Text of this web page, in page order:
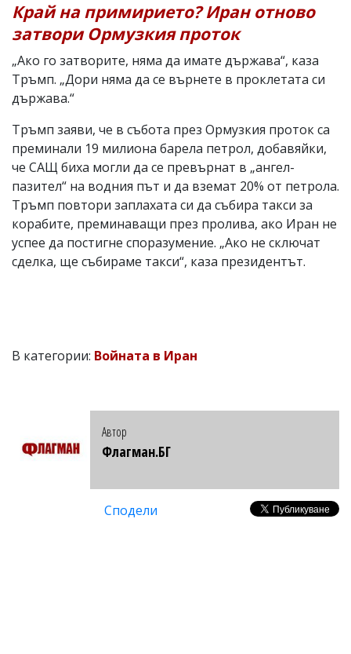
Край на примирието? Иран отново
затвори Ормузкия проток
„Ако го затворите, няма да имате държава“, каза
Тръмп. „Дори няма да се върнете в проклетата си
държава.“
Тръмп заяви, че в събота през Ормузкия проток са
преминали 19 милиона барела петрол, добавяйки,
че САЩ биха могли да се превърнат в „ангел-
пазител“ на водния път и да вземат 20% от петрола.
Тръмп повтори заплахата си да събира такси за
корабите, преминаващи през пролива, ако Иран не
успее да постигне споразумение. „Ако не сключат
сделка, ще събираме такси“, каза президентът.
В категории: Войната в Иран
Автор
Флагман.БГ
Сподели